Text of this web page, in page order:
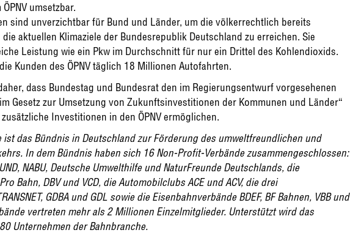
umsetzbar.
sind unverzichtbar für Bund und Länder, um die völkerrechtlich bereits
aktuellen Klimaziele der Bundesrepublik Deutschland zu erreichen. Sie
Leistung wie ein Pkw im Durchschnitt für nur ein Drittel des Kohlendioxids.
Kunden des ÖPNV täglich 18 Millionen Autofahrten.
dass Bundestag und Bundesrat den im Regierungsentwurf vorgesehenen
Gesetz zur Umsetzung von Zukunftsinvestitionen der Kommunen und Länder“
Investitionen in den ÖPNV ermöglichen.
ist das Bündnis in Deutschland zur Förderung des umweltfreundlichen und
In dem Bündnis haben sich 16 Non-Profit-Verbände zusammengeschlossen:
NABU, Deutsche Umwelthilfe und NaturFreunde Deutschlands, die
Bahn, DBV und VCD, die Automobilclubs ACE und ACV, die drei
GDBA und GDL sowie die Eisenbahnverbände BDEF, BF Bahnen, VBB und
vertreten mehr als 2 Millionen Einzelmitglieder. Unterstützt wird das
Unternehmen der Bahnbranche.